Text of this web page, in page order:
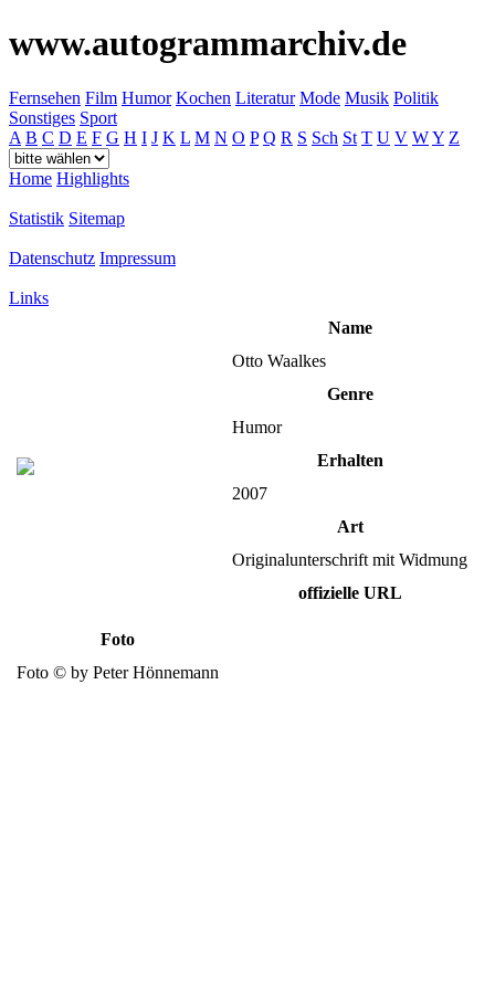
www.autogrammarchiv.de
Fernsehen Film Humor Kochen Literatur Mode Musik Politik
Sonstiges Sport
A B C D E F G H I J K L M N O P Q R S Sch St T U V WY Z
Home Highlights
Statistik Sitemap
Datenschutz Impressum
Links
Name
Otto Waalkes
Genre
Humor
Erhalten
2007
Art
Originalunterschrift mit Widmung
offizielle URL
Foto
Foto © by Peter Hönnemann